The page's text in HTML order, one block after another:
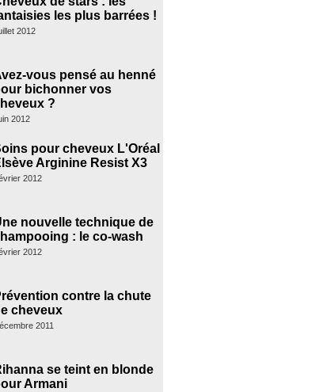
les plus barrées !
2012
vous pensé au henné
bichonner vos
?
2012
pour cheveux L'Oréal
Arginine Resist X3
2012
nouvelle technique de
: le co-wash
2012
contre la chute
cheveux
2011
se teint en blonde
Armani